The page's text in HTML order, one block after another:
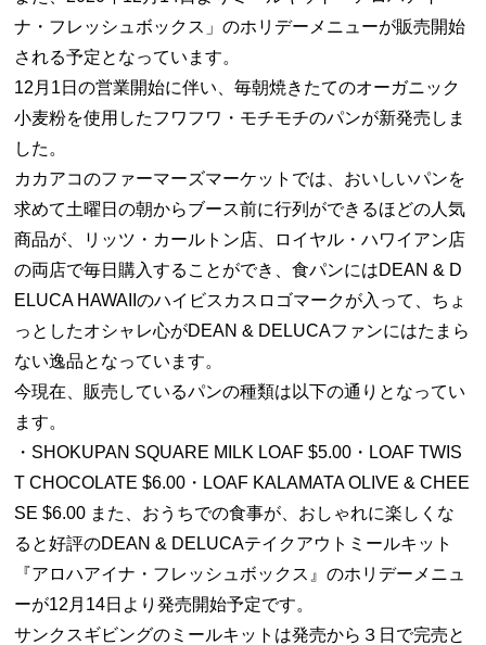
ナ・フレッシュボックス」のホリデーメニューが販売開始
される予定となっています。
12月1日の営業開始に伴い、毎朝焼きたてのオーガニック
小麦粉を使用したフワフワ・モチモチのパンが新発売しま
した。
カカアコのファーマーズマーケットでは、おいしいパンを
求めて土曜日の朝からブース前に行列ができるほどの人気
商品が、リッツ・カールトン店、ロイヤル・ハワイアン店
の両店で毎日購入することができ、食パンにはDEAN & D
ELUCA HAWAIIのハイビスカスロゴマークが入って、ちょ
っとしたオシャレ心がDEAN & DELUCAファンにはたまら
ない逸品となっています。
今現在、販売しているパンの種類は以下の通りとなってい
ます。
・SHOKUPAN SQUARE MILK LOAF $5.00・LOAF TWIS
T CHOCOLATE $6.00・LOAF KALAMATA OLIVE & CHEE
SE $6.00 また、おうちでの食事が、おしゃれに楽しくな
ると好評のDEAN & DELUCAテイクアウトミールキット
『アロハアイナ・フレッシュボックス』のホリデーメニュ
ーが12月14日より発売開始予定です。
サンクスギビングのミールキットは発売から３日で完売と